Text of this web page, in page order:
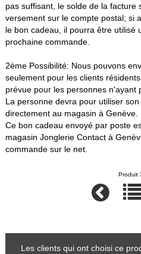
pas suffisant, le solde de la facture
versement sur le compte postal; si
le bon cadeau, il pourra être utilisé
prochaine commande.
2ème Possibilité: Nous pouvons
seulement pour les clients
prévue pour les personnes n'ayant
La personne devra pour utiliser
directement au magasin à Genève.
Ce bon cadeau envoyé par poste
magasin Jonglerie Contact à
commande sur le net.
Produit
Les clients qui ont choisi ce